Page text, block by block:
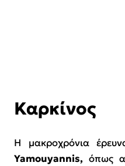
Καρκίνος
Η μακροχρόνια
Yamouyannis,όπως